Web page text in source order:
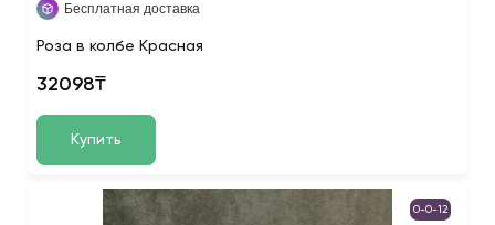
Бесплатная доставка
Роза в колбе Красная
32098₸
Купить
0-0-12